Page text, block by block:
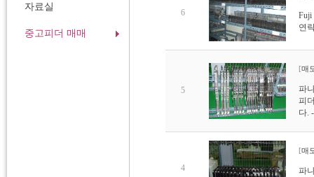
자료실
중고피더 매매
6
Fuji
연
5
[매
파
피
다.
4
[매
파